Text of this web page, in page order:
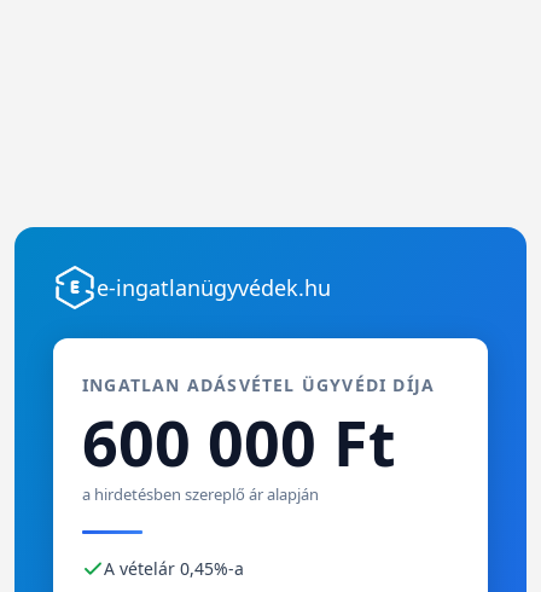
e-ingatlanügyvédek.hu
INGATLAN ADÁSVÉTEL ÜGYVÉDI DÍJA
600 000 Ft
a hirdetésben szereplő ár alapján
A vételár 0,45%-a